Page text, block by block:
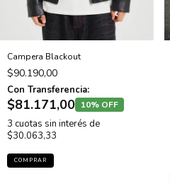
Campera Blackout
$90.190,00
Con Transferencia:
$81.171,00 10% OFF
3 cuotas sin interés de
$30.063,33
COMPRAR